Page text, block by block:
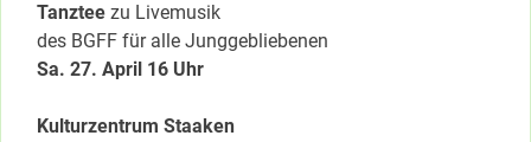
Tanztee zu Livemusik
des BGFF für alle Junggebliebenen
Sa. 27. April 16 Uhr
Kulturzentrum Staaken